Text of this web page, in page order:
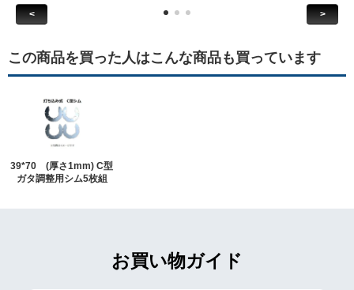
< >
この商品を買った人はこんな商品も買っています
39*70 (厚さ1mm) C型
ガタ調整用シム5枚組
お買い物ガイド